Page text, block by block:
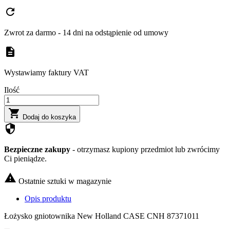
refresh
Zwrot za darmo - 14 dni na odstąpienie od umowy
description
Wystawiamy faktury VAT
Ilość
 Dodaj do koszyka
security
Bezpieczne zakupy - otrzymasz kupiony przedmiot lub zwrócimy
Ci pieniądze.
 Ostatnie sztuki w magazynie
Opis produktu
Łożysko gniotownika New Holland CASE CNH 87371011